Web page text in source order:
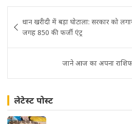
navigation
धान खरीदी में बड़ा घोटाला: सरकार को
जगह 850 की फर्जी एंट्र
जाने आज का अपना
लेटेस्ट पोस्ट